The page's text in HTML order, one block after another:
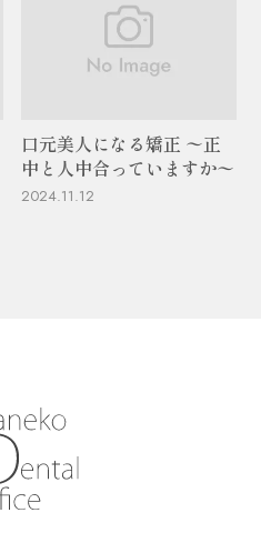
口元美人になる矯正 〜正
中と人中合っていますか〜
2024.11.12